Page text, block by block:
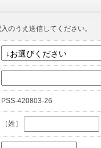
のうえ送信してください。
PSS-420803-26
［姓］